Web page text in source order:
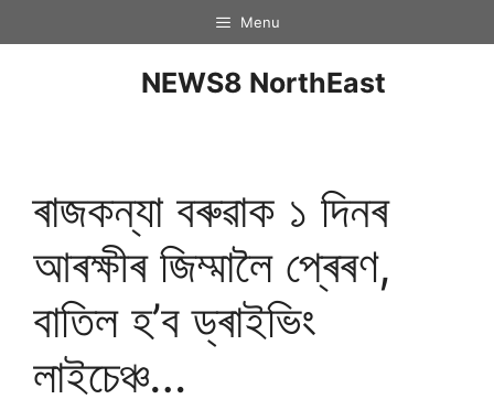
Menu
NEWS8 NorthEast
ৰাজকন্যা বৰুৱাক ১ দিনৰ
আৰক্ষীৰ জিম্মালৈ প্ৰেৰণ,
বাতিল হ’ব ড্ৰাইভিং
লাইচেঞ্চ…